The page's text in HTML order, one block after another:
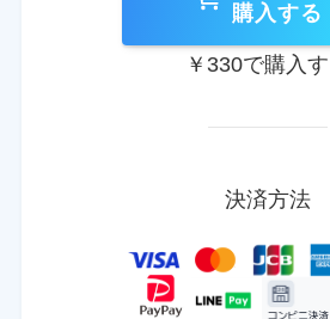
購入する
￥330で購入
決済方法